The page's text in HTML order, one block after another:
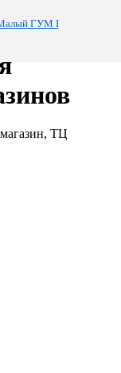
Малый ГУМ I
ТЦ